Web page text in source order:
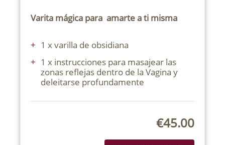
Varita mágica para amarte a ti misma
1 x varilla de obsidiana
1 x instrucciones para masajear las
zonas reflejas dentro de la Vagina y
deleitarse profundamente
€45.00